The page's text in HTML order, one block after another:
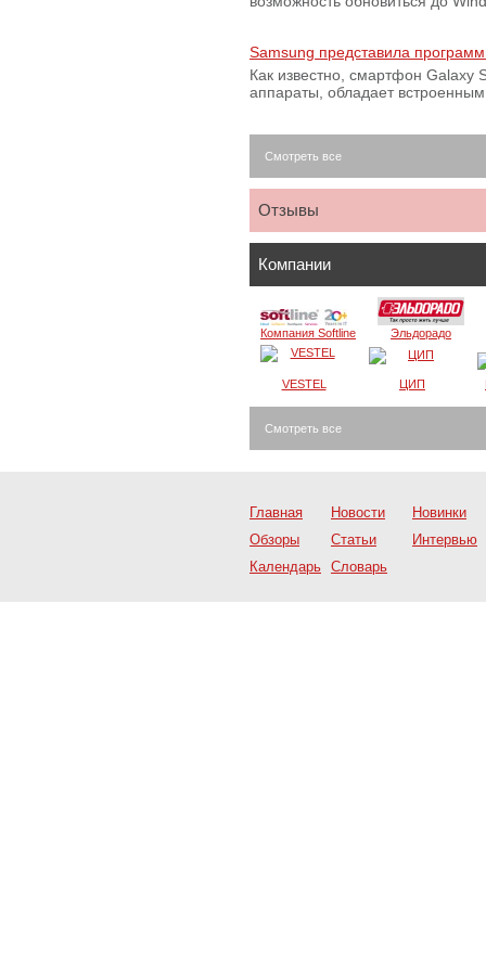
Samsung представила
Как известно, смартфон Galaxy
аппараты, обладает
Смотреть все
Отзывы
Компании
Компания Softline Эльдорадо
VESTEL ЦИП
Смотреть все
Главная Новости
Новинки
Обзоры
Статьи
Интервью
Календарь Словарь